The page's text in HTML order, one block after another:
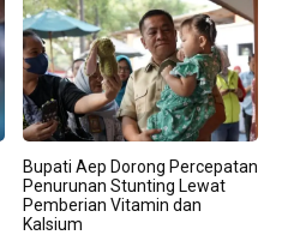
Bupati Aep Dorong Percepatan
Penurunan Stunting Lewat
Pemberian Vitamin dan
Kalsium